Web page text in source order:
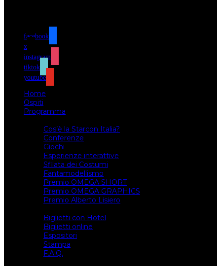
facebook
x
instagram
tiktok
youtube
Home
Ospiti
Programma
Cos’è la Starcon Italia?
Conferenze
Giochi
Esperienze interattive
Sfilata dei Costumi
Fantamodellismo
Premio OMEGA SHORT
Premio OMEGA GRAPHICS
Premio Alberto Lisiero
Biglietti con Hotel
Biglietti online
Espositori
Stampa
F.A.Q.